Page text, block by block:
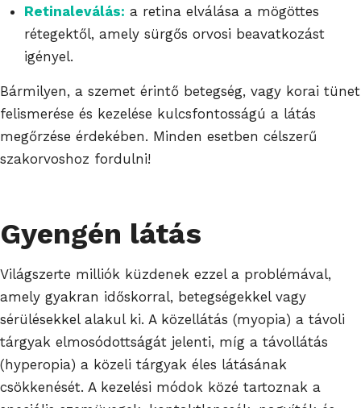
Retinaleválás: a retina elválása a mögöttes
rétegektől, amely sürgős orvosi beavatkozást
igényel.
Bármilyen, a szemet érintő betegség, vagy korai tünet
felismerése és kezelése kulcsfontosságú a látás
megőrzése érdekében. Minden esetben célszerű
szakorvoshoz fordulni!
Gyengén látás
Világszerte milliók küzdenek ezzel a problémával,
amely gyakran időskorral, betegségekkel vagy
sérülésekkel alakul ki. A közellátás (myopia) a távoli
tárgyak elmosódottságát jelenti, míg a távollátás
(hyperopia) a közeli tárgyak éles látásának
csökkenését. A kezelési módok közé tartoznak a